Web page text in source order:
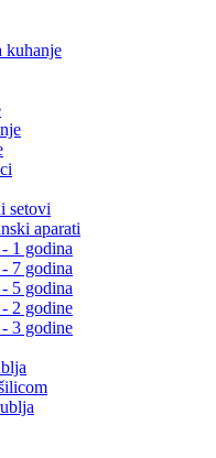
kuhanje
setovi
aparati
1 godina
7 godina
5 godina
2 godine
3 godine